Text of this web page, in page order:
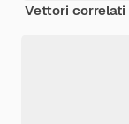
Vettori correlati